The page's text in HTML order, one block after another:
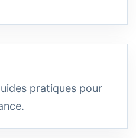
pratiques pour